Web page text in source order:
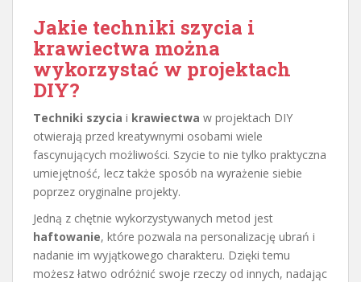
Jakie techniki szycia i
krawiectwa można
wykorzystać w projektach
DIY?
Techniki szycia i krawiectwa w projektach DIY
otwierają przed kreatywnymi osobami wiele
fascynujących możliwości. Szycie to nie tylko praktyczna
umiejętność, lecz także sposób na wyrażenie siebie
poprzez oryginalne projekty.
Jedną z chętnie wykorzystywanych metod jest
haftowanie, które pozwala na personalizację ubrań i
nadanie im wyjątkowego charakteru. Dzięki temu
możesz łatwo odróżnić swoje rzeczy od innych, nadając